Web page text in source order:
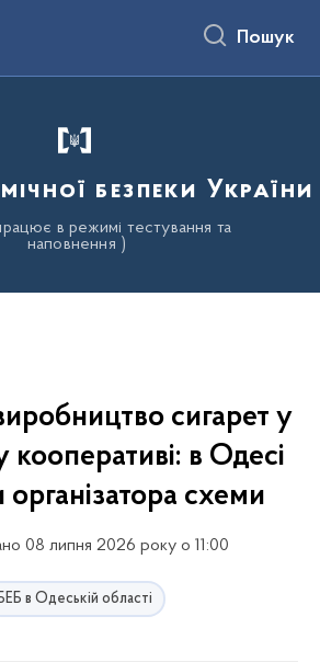
Пошук
безпеки України
в режимі тестування та
наповнення )
сигарет у
кооперативі: в Одесі
організатора схеми
08 липня 2026 року о 11:00
в Одеській області